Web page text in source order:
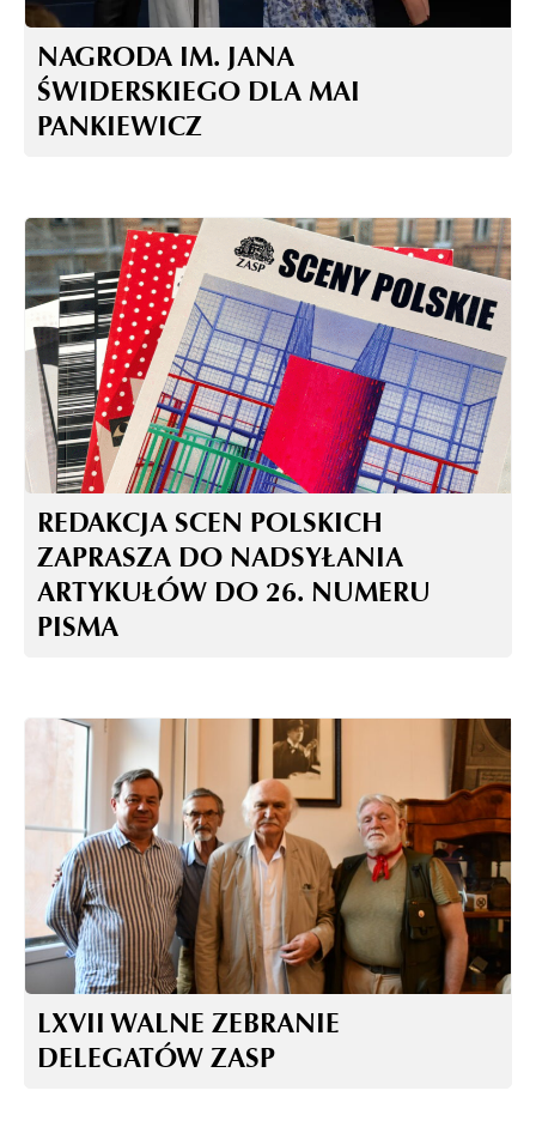
NAGRODA IM. JANA
ŚWIDERSKIEGO DLA MAI
PANKIEWICZ
REDAKCJA SCEN POLSKICH
ZAPRASZA DO NADSYŁANIA
ARTYKUŁÓW DO 26. NUMERU
PISMA
LXVII WALNE ZEBRANIE
DELEGATÓW ZASP